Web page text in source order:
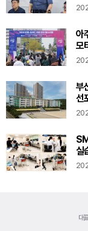
아
모
부
선
실
대